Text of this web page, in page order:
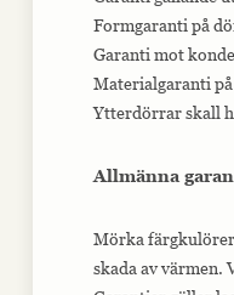
Formgaranti på
Garanti mot
Materialgaranti
Ytterdörrar skall
Allmänna
Mörka
skada av värmen.